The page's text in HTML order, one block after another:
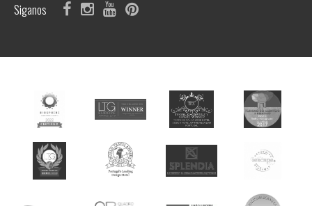
Siganos